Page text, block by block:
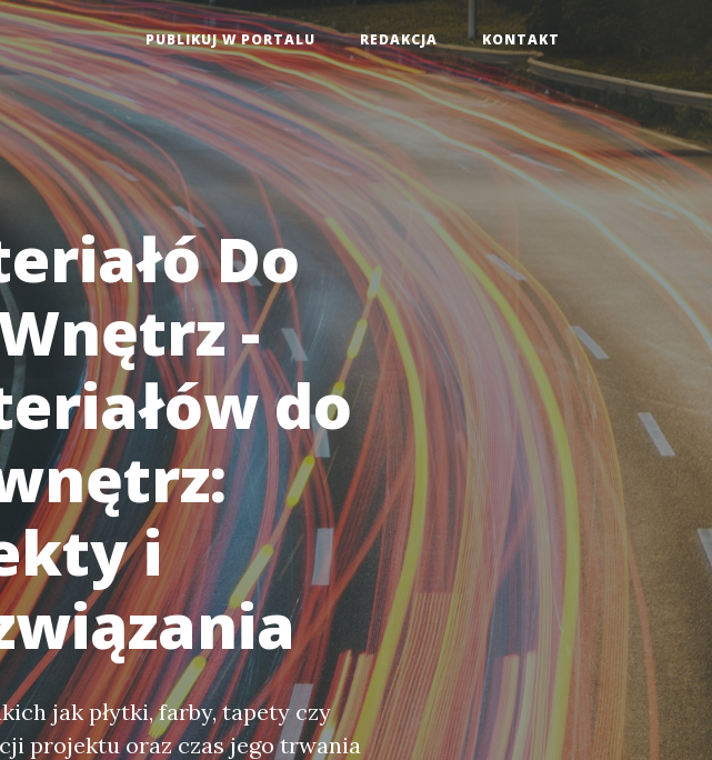
PUBLIKUJ W PORTALU REDAKCJA KONTAKT
Do
-
do
i
jak płytki, farby, tapety czy
projektu oraz czas jego trwania